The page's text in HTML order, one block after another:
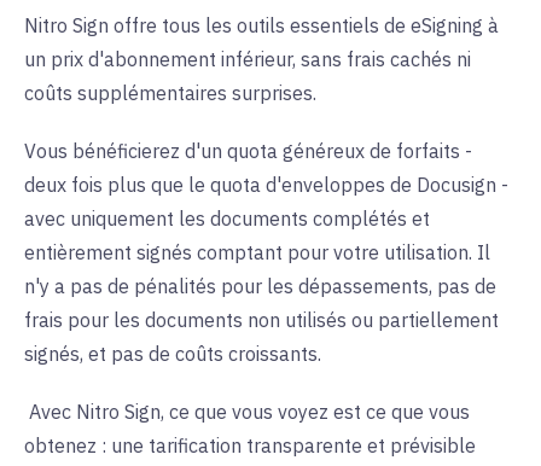
Nitro Sign offre tous les outils essentiels de eSigning à
un prix d'abonnement inférieur, sans frais cachés ni
coûts supplémentaires surprises.
Vous bénéficierez d'un quota généreux de forfaits -
deux fois plus que le quota d'enveloppes de Docusign -
avec uniquement les documents complétés et
entièrement signés comptant pour votre utilisation. Il
n'y a pas de pénalités pour les dépassements, pas de
frais pour les documents non utilisés ou partiellement
signés, et pas de coûts croissants.
Avec Nitro Sign, ce que vous voyez est ce que vous
obtenez : une tarification transparente et prévisible